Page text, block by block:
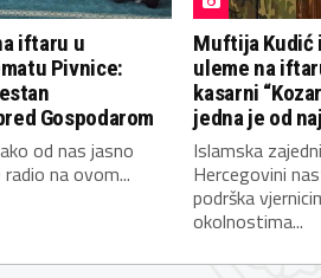
iftaru u
Pivnice:
Gospodarom
od nas jasno
na ovom...
Muftija Kudić
uleme na
kasarni
jedna je od
Islamska
Hercegovini
podrška
okolnostima...